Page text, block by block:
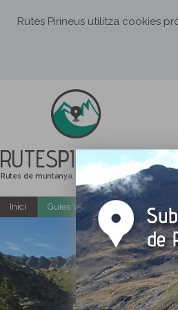
Rutes Pirineus utilitza cookies
RUTESPIRINEUS
Rutes de muntanya, senderisme i excursions
Inici Guies Web i PDF gratuïtes